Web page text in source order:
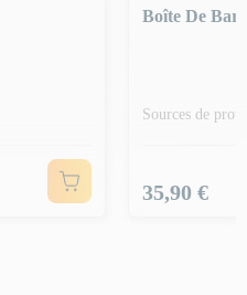
Boîte De
Sources de
Prix
35,90 €